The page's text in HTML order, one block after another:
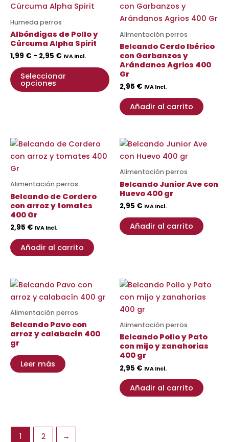
página
producto
Humeda perros
Albóndigas de Pollo y
Cúrcuma Alpha Spirit
1,99 € - 2,95 €
precios:
hasta
2,95 €
IVA Incl.
Seleccionar
opciones
producto
tiene
múltiples
variantes.
Las
opciones
se
pueden
elegir
página
Alimentación perros
Belcando Cerdo Ibérico
con Garbanzos y
Arándanos Agrios 400
Gr
2,95 € IVA Incl.
Añadir al carrito
Alimentación perros
Belcando de Cordero
con arroz y tomates
400 Gr
2,95 € IVA Incl.
Añadir al carrito
Alimentación perros
Belcando Junior Ave con
Huevo 400 gr
2,95 € IVA Incl.
Añadir al carrito
Alimentación perros
Belcando Pavo con
arroz y calabacín 400
gr
Leer más
Alimentación perros
Belcando Pollo y Pato
con mijo y zanahorias
400 gr
2,95 € IVA Incl.
Añadir al carrito
1 2 →